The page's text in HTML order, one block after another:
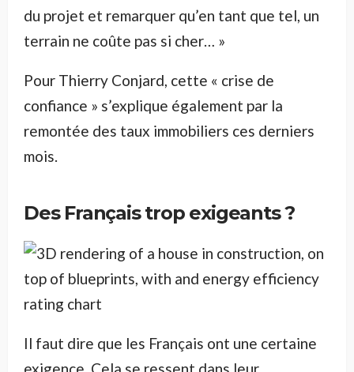
du projet et remarquer qu’en tant que tel, un
terrain ne coûte pas si cher… »
Pour Thierry Conjard, cette « crise de
confiance » s’explique également par la
remontée des taux immobiliers ces derniers
mois.
Des Français trop exigeants ?
Il faut dire que les Français ont une certaine
exigence. Cela se ressent dans leur